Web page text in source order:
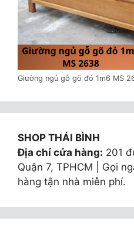
Giường ngủ gỗ gõ đỏ 1m6 MS
SHOP THÁI BÌNH
Địa chỉ cửa hàng: 201
Quận 7, TPHCM | Gọi
hàng tận nhà miễn phí.